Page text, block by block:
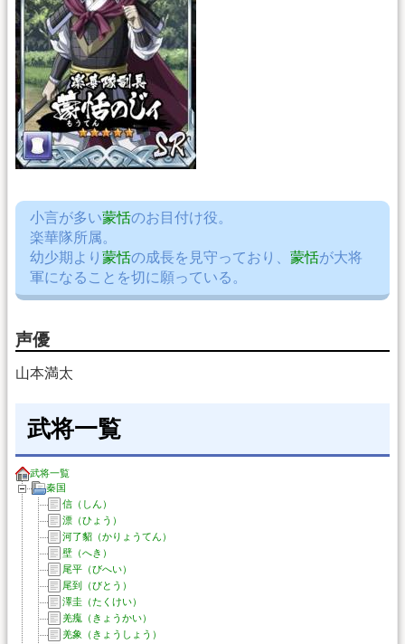
小言が多い蒙恬のお目付け役。
楽華隊所属。
幼少期より 蒙恬の成長を見守っており、 蒙恬が大将
軍になることを切に願っている。
声優
山本満太
武将一覧
武将一覧
秦国
信（しん）
漂（ひょう）
河了貂（かりょうてん）
壁（へき）
尾平（びへい）
尾到（びとう）
澤圭（たくけい）
羌瘣（きょうかい）
羌象（きょうしょう）